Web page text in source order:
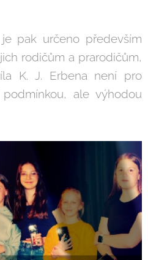
pak určeno především
rodičům a prarodičům,
K. J. Erbena není pro
ale výhodou